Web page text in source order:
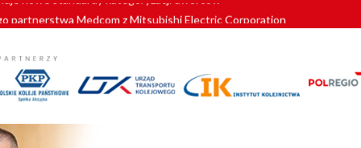
partnerstwa Medcom z Mitsubishi Electric Corporation
znów szuka dostawcy nowych EZT
kolejowych w północnej Wielkopolsce. Łatwiejsze dojazdy do pracy i
nowe standardy kategoryzacji dworców